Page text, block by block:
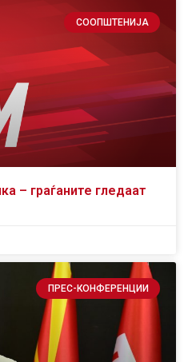
СООПШТЕНИЈА
– граѓаните гледаат
ПРЕС-КОНФЕРЕНЦИИ